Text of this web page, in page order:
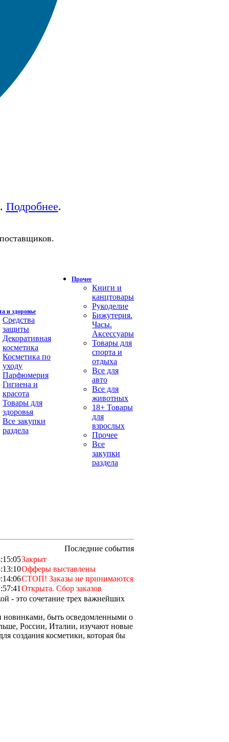
Подробнее.
и здоровье
Средства
защиты
Декоративная
косметика
Косметика по
уходу
Парфюмерия
Гигиена и
красота
Товары для
здоровья
Все закупки
раздела
Прочее
Книги и
канцтовары
Рукоделие
Бижутерия.
Часы.
Аксессуары
Товары для
спорта и
отдыха
Все для
авто
Все для
животных
18+ Товары
для
взрослых
Прочее
Все
закупки
раздела
Последние события
Закрыт
Офферы выставлены
СТОП! Заказы не принимаются
Открыта. Сбор заказов
- это сочетание трех важнейших
новинками, быть осведомленными о
России, Италии, изучают новые
создания косметики, которая бы